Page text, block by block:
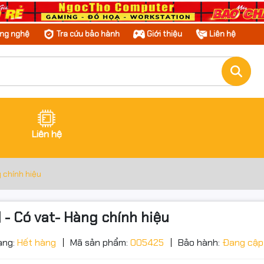
nghệ Tra cứu bảo hành Giới thiệu Liên hệ
Liên hệ
chính hiệu
- Có vat- Hàng chính hiệu
Hết hàng Mã sản phẩm: 005425 Bảo hành: Đang
số kỹ thuật
sản phẩm